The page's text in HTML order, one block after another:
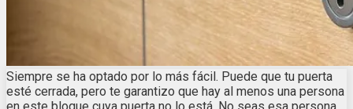
Siempre se ha optado por lo más fácil. Puede que tu puerta
esté cerrada, pero te garantizo que hay al menos una persona